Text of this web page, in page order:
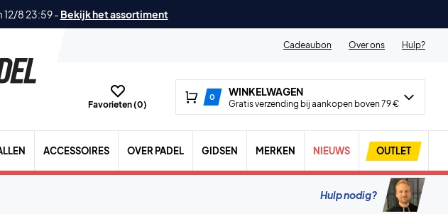
12/8 23:59- Bekijk het assortiment
Cadeaubon Over ons Hulp?
Favorieten (0)
0 WINKELWAGEN
Gratis verzending bij aankopen boven 79 €
ACCESSOIRES OVER PADEL GIDSEN MERKEN NIEUWS OUTLET
Hulp nodig?